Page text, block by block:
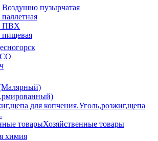
пузырчатая
ПВХ
пищевая
Уголь,розжиг,щепа
Хозяйственные товары
химия